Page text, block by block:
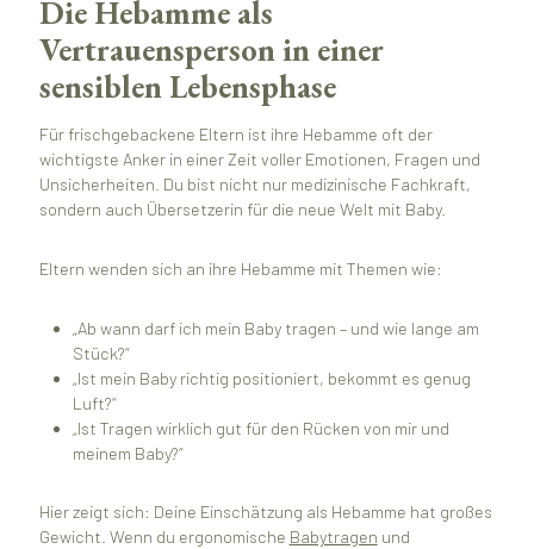
Die Hebamme als
Vertrauensperson in einer
sensiblen Lebensphase
Für frischgebackene Eltern ist ihre Hebamme oft der
wichtigste Anker in einer Zeit voller Emotionen, Fragen und
Unsicherheiten. Du bist nicht nur medizinische Fachkraft,
sondern auch Übersetzerin für die neue Welt mit Baby.
Eltern wenden sich an ihre Hebamme mit Themen wie:
„Ab wann darf ich mein Baby tragen – und wie lange am
Stück?“
„Ist mein Baby richtig positioniert, bekommt es genug
Luft?“
„Ist Tragen wirklich gut für den Rücken von mir und
meinem Baby?“
Hier zeigt sich: Deine Einschätzung als Hebamme hat großes
Gewicht. Wenn du ergonomische Babytragen und